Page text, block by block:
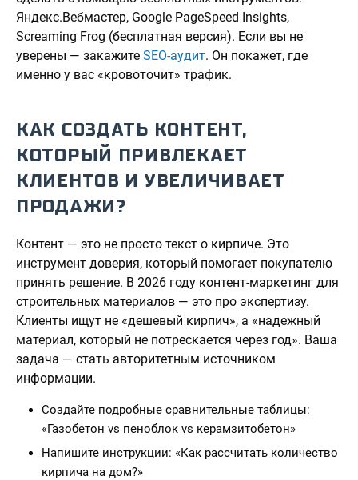
Яндекс.Вебмастер, Google PageSpeed Insights,
Screaming Frog (бесплатная версия). Если вы не
уверены — закажите SEO-аудит. Он покажет, где
именно у вас «кровоточит» трафик.
КАК СОЗДАТЬ КОНТЕНТ,
КОТОРЫЙ ПРИВЛЕКАЕТ
КЛИЕНТОВ И УВЕЛИЧИВАЕТ
ПРОДАЖИ?
Контент — это не просто текст о кирпиче. Это
инструмент доверия, который помогает покупателю
принять решение. В 2026 году контент-маркетинг для
строительных материалов — это про экспертизу.
Клиенты ищут не «дешевый кирпич», а «надежный
материал, который не потрескается через год». Ваша
задача — стать авторитетным источником
информации.
Создайте подробные сравнительные таблицы:
«Газобетон vs пеноблок vs керамзитобетон»
Напишите инструкции: «Как рассчитать количество
кирпича на дом?»